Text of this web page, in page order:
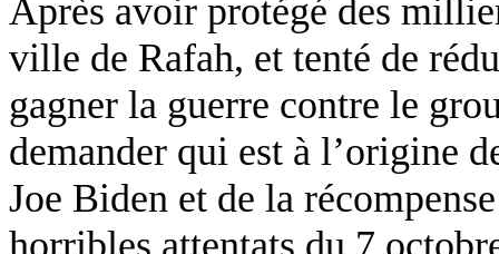
Après avoir protégé des
ville de Rafah, et tenté de
gagner la guerre contre le
demander qui est à l’origine
Joe Biden et de la